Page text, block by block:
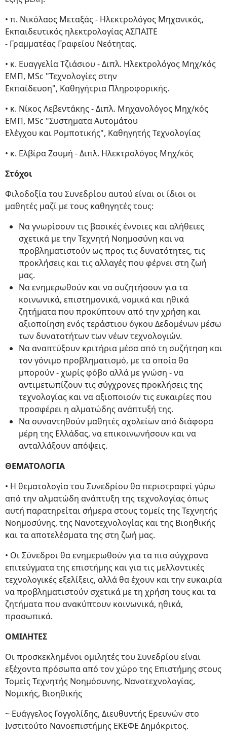
• π. Νικόλαος Μεταξάς - Ηλεκτρολόγος Μηχανικός,
Εκπαιδευτικός ηλεκτρολογίας ΑΣΠΑΙΤΕ
- Γραμματέας Γραφείου Νεότητας.
• κ. Ευαγγελία Τζιάσιου - Διπλ. Ηλεκτρολόγος Μηχ/κός
ΕΜΠ, MSc "Τεχνολογίες στην
Εκπαίδευση", Καθηγήτρια Πληροφορικής.
• κ. Νίκος Λεβεντάκης - Διπλ. Μηχανολόγος Μηχ/κός
ΕΜΠ, MSc "Συστηματα Αυτομάτου
Ελέγχου και Ρομποτικής", Καθηγητής Τεχνολογίας
• κ. Ελβίρα Ζουμή - Διπλ. Ηλεκτρολόγος Μηχ/κός
Στόχοι
Φιλοδοξία του Συνεδρίου αυτού είναι οι ίδιοι οι
μαθητές μαζί με τους καθηγητές τους:
Να γνωρίσουν τις βασικές έννοιες και αλήθειες
σχετικά με την Τεχνητή Νοημοσύνη και να
προβληματιστούν ως προς τις δυνατότητες, τις
προκλήσεις και τις αλλαγές που φέρνει στη ζωή
μας.
Να ενημερωθούν και να συζητήσουν για τα
κοινωνικά, επιστημονικά, νομικά και ηθικά
ζητήματα που προκύπτουν από την χρήση και
αξιοποίηση ενός τεράστιου όγκου Δεδομένων μέσω
των δυνατοτήτων των νέων τεχνολογιών.
Να αναπτύξουν κριτήρια μέσα από τη συζήτηση και
τον γόνιμο προβληματισμό, με τα οποία θα
μπορούν - χωρίς φόβο αλλά με γνώση - να
αντιμετωπίζουν τις σύγχρονες προκλήσεις της
τεχνολογίας και να αξιοποιούν τις ευκαιρίες που
προσφέρει η αλματώδης ανάπτυξή της.
Να συναντηθούν μαθητές σχολείων από διάφορα
μέρη της Ελλάδας, να επικοινωνήσουν και να
ανταλλάξουν απόψεις.
ΘΕΜΑΤΟΛΟΓΙΑ
• Η θεματολογία του Συνεδρίου θα περιστραφεί γύρω
από την αλματώδη ανάπτυξη της τεχνολογίας όπως
αυτή παρατηρείται σήμερα στους τομείς της Τεχνητής
Νοημοσύνης, της Νανοτεχνολογίας και της Βιοηθικής
και τα αποτελέσματα της στη ζωή μας.
• Οι Σύνεδροι θα ενημερωθούν για τα πιο σύγχρονα
επιτεύγματα της επιστήμης και για τις μελλοντικές
τεχνολογικές εξελίξεις, αλλά θα έχουν και την ευκαιρία
να προβληματιστούν σχετικά με τη χρήση τους και τα
ζητήματα που ανακύπτουν κοινωνικά, ηθικά,
προσωπικά.
ΟΜΙΛΗΤΕΣ
Οι προσκεκλημένοι ομιλητές του Συνεδρίου είναι
εξέχοντα πρόσωπα από τον χώρο της Επιστήμης στους
Τομείς Τεχνητής Νοημόσυνης, Νανοτεχνολογίας,
Νομικής, Βιοηθικής
~ Ευάγγελος Γογγολίδης, Διευθυντής Ερευνών στο
Ινστιτούτο Νανοεπιστήμης ΕΚΕΦΕ Δημόκριτος.